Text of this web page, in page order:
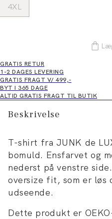
4XL
GRATIS RETUR
1-2 DAGES LEVERING
GRATIS FRAGT V/ 499,-
BYT I 365 DAGE
ALTID GRATIS FRAGT TIL BUTIK
Beskrivelse
T-shirt fra JUNK de
bomuld. Ensfarvet og
nederst på venstre
oversize fit, som er løs
udseende.
Dette produkt er